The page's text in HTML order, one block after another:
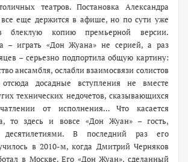
театров. Постановка Александра
еще держится в афише, но по сути уже
блеклую копию премьерной версии.
– играть «Дон Жуана» не серией, а раз
– серьезно подпортила общую картину:
ансамбля, ослабли взаимосвязи солистов
досадные вступления не вместе
технических недочетов, сказывающихся
от исполнения… Что касается
то здесь и вовсе «Дон Жуан» – гость,
десятилетиями. В последний раз его
в 2010-м, когда Дмитрий Черняков
в Москве. Его «Дон Жуан», сделанный